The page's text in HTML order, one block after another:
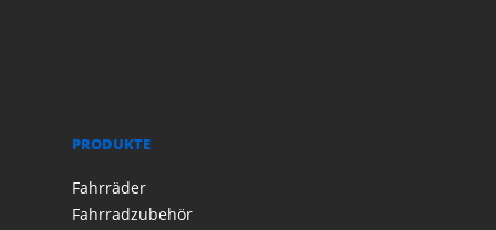
PRODUKTE
Fahrräder
Fahrradzubehör